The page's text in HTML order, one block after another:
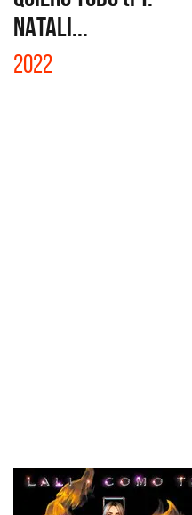
NATALI...
2022